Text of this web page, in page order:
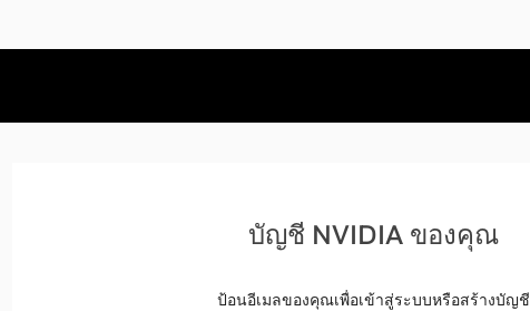
บัญชี NVIDIA ของคุณ
ป้อนอีเมลของคุณเพื่อเข้าสู่ระบบหรือสร้างบัญชี